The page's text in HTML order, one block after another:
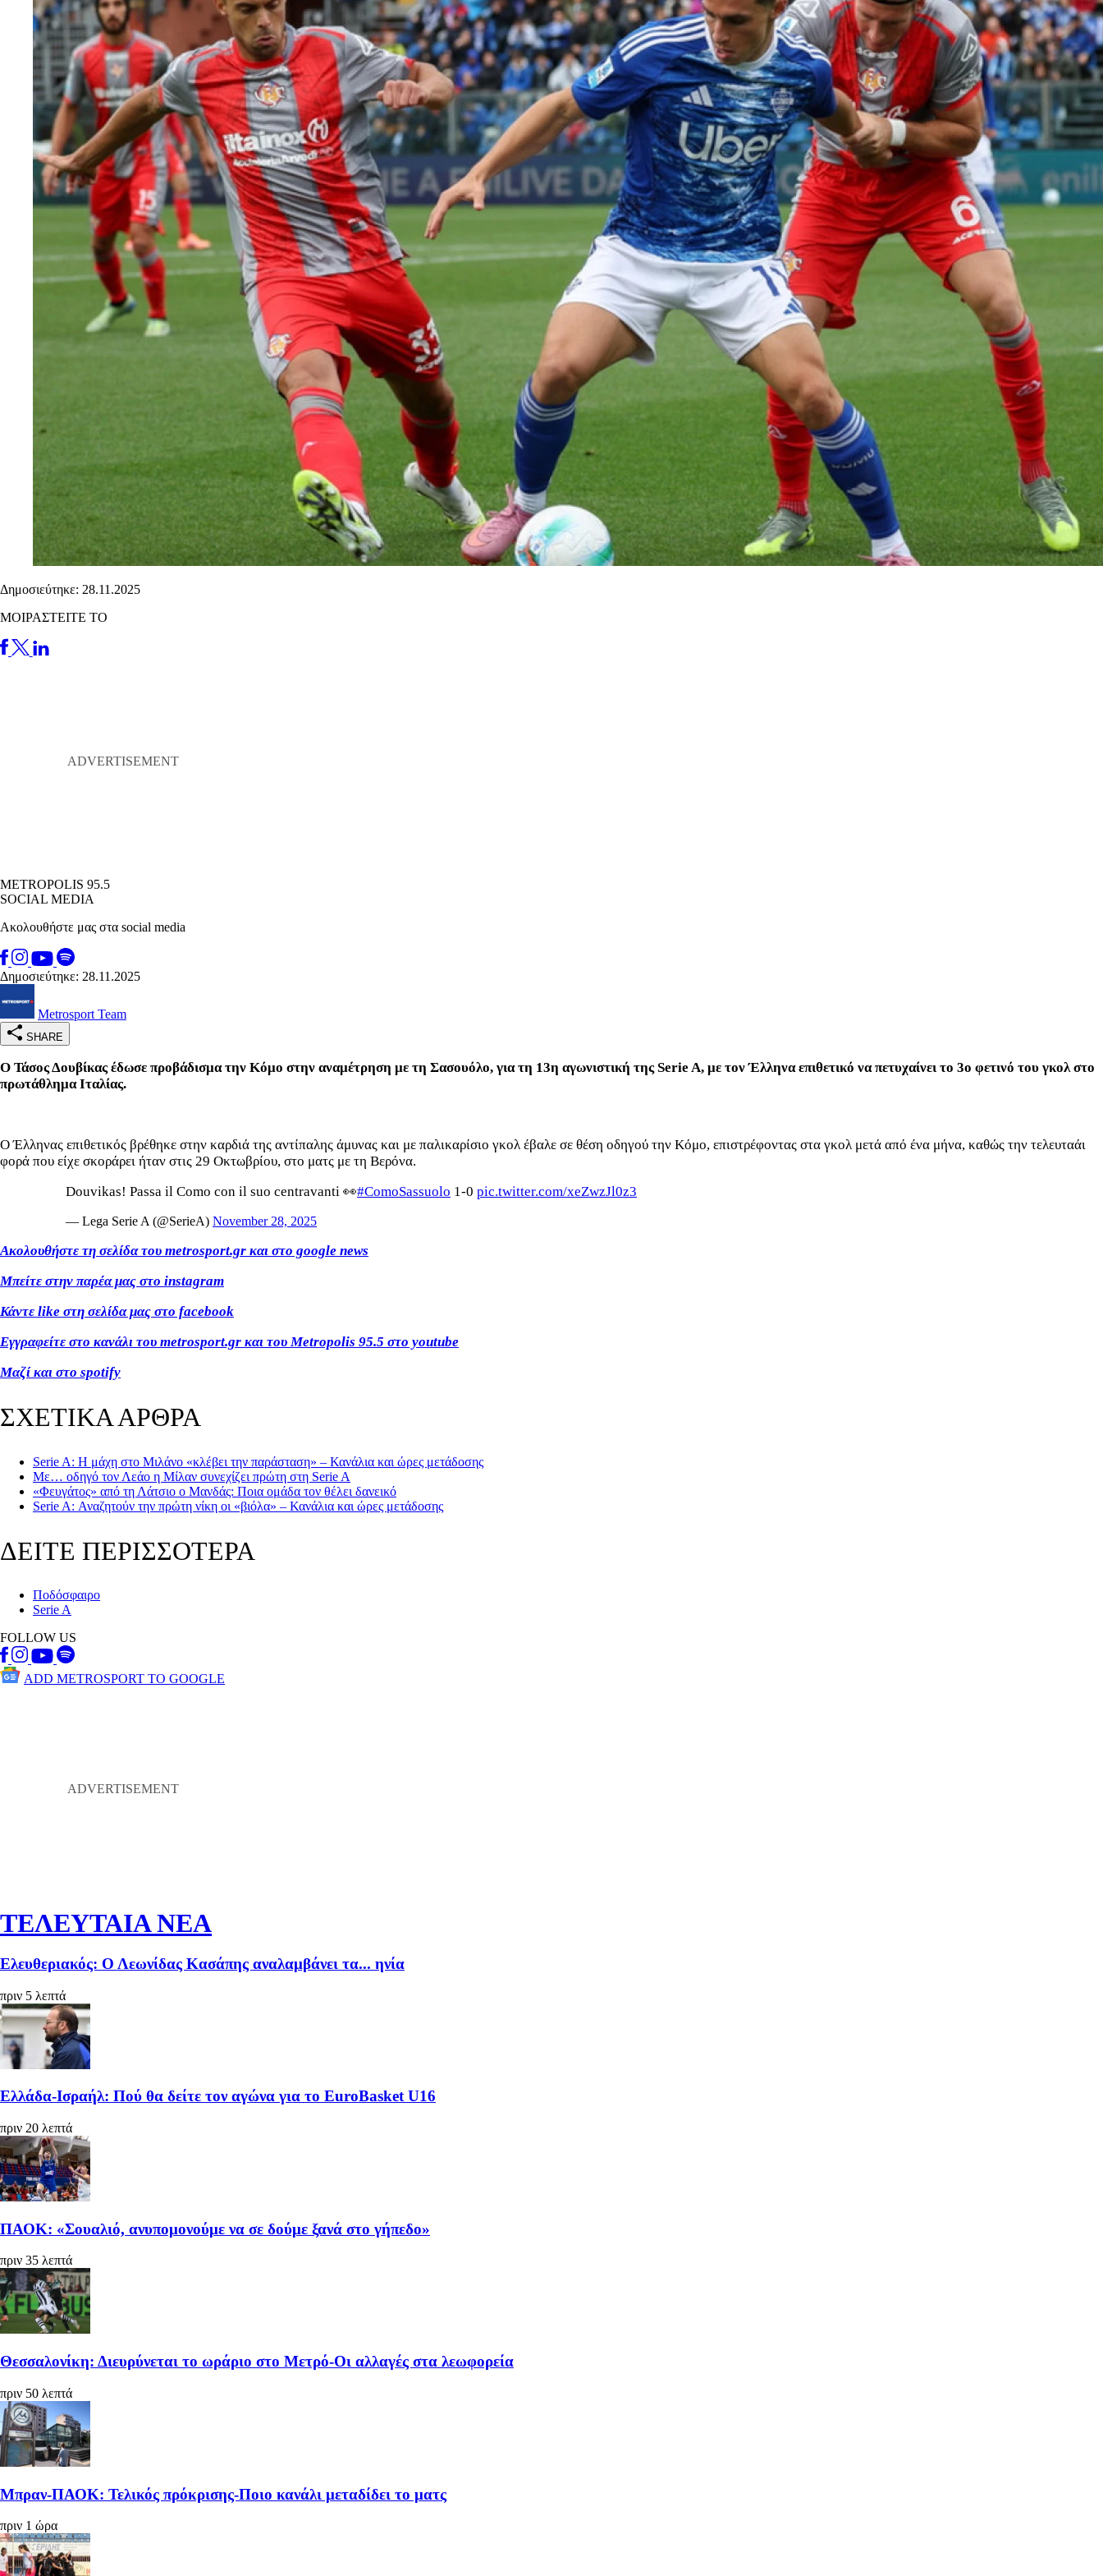
Δημοσιεύτηκε: 28.11.2025
ΜΟΙΡΑΣΤΕΙΤΕ ΤΟ
METROPOLIS 95.5
SOCIAL MEDIA
Ακολουθήστε μας στα social media
Δημοσιεύτηκε: 28.11.2025
Metrosport Team
SHARE
Ο Τάσος Δουβίκας έδωσε προβάδισμα την Κόμο στην αναμέτρηση με τη Σασουόλo, για τη 13η αγωνιστική της Serie A, με τον Έλληνα επιθετικό να πετυχαίνει το 3ο φετινό του γκολ στο
πρωτάθλημα Ιταλίας.
Ο Έλληνας επιθετικός βρέθηκε στην καρδιά της αντίπαλης άμυνας και με παλικαρίσιο γκολ έβαλε σε θέση οδηγού την Κόμο, επιστρέφοντας στα γκολ μετά από ένα μήνα, καθώς την τελευταάι
φορά που είχε σκοράρει ήταν στις 29 Οκτωβρίου, στο ματς με τη Βερόνα.
Douvikas! Passa il Como con il suo centravanti 👀#ComoSassuolo 1-0 pic.twitter.com/xeZwzJl0z3
— Lega Serie A (@SerieA) November 28, 2025
Ακολουθήστε τη σελίδα του metrosport.gr και στο google news
Μπείτε στην παρέα μας στο instagram
Κάντε like στη σελίδα μας στο facebook
Εγγραφείτε στο κανάλι του metrosport.gr και του Metropolis 95.5 στο youtube
Μαζί και στο spotify
ΣΧΕΤΙΚΑ ΑΡΘΡΑ
Serie A: Η μάχη στο Μιλάνο «κλέβει την παράσταση» – Κανάλια και ώρες μετάδοσης
Με… οδηγό τον Λεάο η Μίλαν συνεχίζει πρώτη στη Serie A
«Φευγάτος» από τη Λάτσιο ο Μανδάς: Ποια ομάδα τον θέλει δανεικό
Serie A: Αναζητούν την πρώτη νίκη οι «βιόλα» – Κανάλια και ώρες μετάδοσης
ΔΕΙΤΕ ΠΕΡΙΣΣΟΤΕΡΑ
Ποδόσφαιρο
Serie A
FOLLOW US
ADD METROSPORT TO GOOGLE
ΤΕΛΕΥΤΑΙΑ ΝΕΑ
Ελευθεριακός: Ο Λεωνίδας Κασάπης αναλαμβάνει τα... ηνία
πριν 5 λεπτά
Ελλάδα-Ισραήλ: Πού θα δείτε τον αγώνα για το EuroBasket U16
πριν 20 λεπτά
ΠΑΟΚ: «Σουαλιό, ανυπομονούμε να σε δούμε ξανά στο γήπεδο»
πριν 35 λεπτά
Θεσσαλονίκη: Διευρύνεται το ωράριο στο Μετρό-Οι αλλαγές στα λεωφορεία
πριν 50 λεπτά
Μπραν-ΠΑΟΚ: Τελικός πρόκρισης-Ποιο κανάλι μεταδίδει το ματς
πριν 1 ώρα